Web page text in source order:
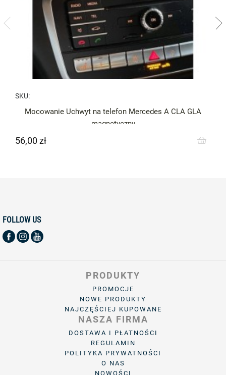
SKU:
Mocowanie Uchwyt na telefon Mercedes A CLA GLA
magnetyczny
Cena
56,00 zł
FOLLOW US
PRODUKTY
PROMOCJE
NOWE PRODUKTY
NAJCZĘŚCIEJ KUPOWANE
NASZA FIRMA
DOSTAWA I PŁATNOŚCI
REGULAMIN
POLITYKA PRYWATNOŚCI
O NAS
NOWOŚCI